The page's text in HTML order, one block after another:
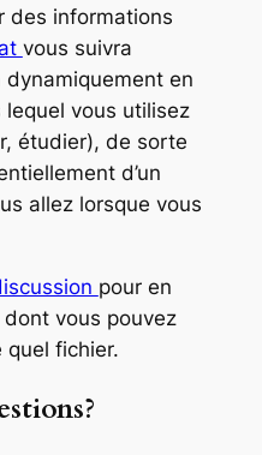
des informations
vous suivra
dynamiquement en
vous utilisez
étudier), de sorte
d’un
allez lorsque vous
pour en
vous pouvez
quel fichier.